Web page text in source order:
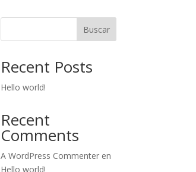
Buscar
Recent Posts
Hello world!
Recent
Comments
A WordPress Commenter en
Hello world!